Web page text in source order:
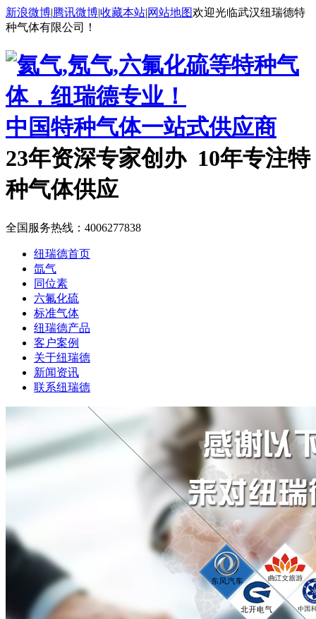
新浪微博|腾讯微博|收藏本站|网站地图欢迎光临武汉纽瑞德特
种气体有限公司！
中国特种气体一站式供应商
23年资深专家创办 10年专注特
种气体供应
全国服务热线： 4006277838
纽瑞德首页
氙气
同位素
六氟化硫
标准气体
纽瑞德产品
客户案例
关于纽瑞德
新闻资讯
联系纽瑞德